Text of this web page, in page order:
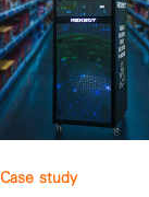
Case study